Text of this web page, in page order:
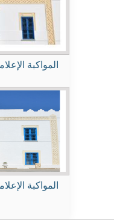
المواكبة
المواكبة